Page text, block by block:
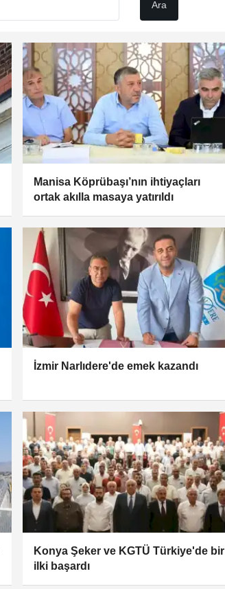
Manisa Köprübaşı’nın ihtiyaçları
ortak akılla masaya yatırıldı
İzmir Narlıdere'de emek kazandı
Konya Şeker ve KGTÜ Türkiye'de bir
ilki başardı